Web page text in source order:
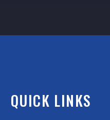
QUICK LINKS